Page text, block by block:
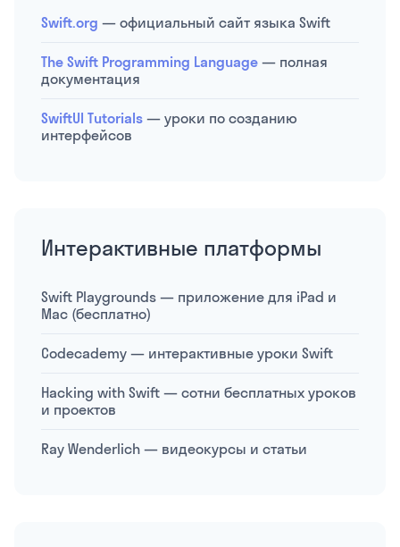
Swift.org — официальный сайт языка Swift
The Swift Programming Language — полная
документация
SwiftUI Tutorials — уроки по созданию
интерфейсов
Интерактивные платформы
Swift Playgrounds — приложение для iPad и
Mac (бесплатно)
Codecademy — интерактивные уроки Swift
Hacking with Swift — сотни бесплатных уроков
и проектов
Ray Wenderlich — видеокурсы и статьи